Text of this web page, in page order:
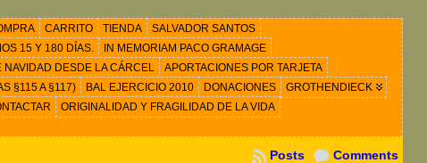
CARRITO TIENDA
SALVADOR SANTOS
15 Y 180 DÍAS.
IN MEMORIAM PACO GRAMAGE
NAVIDAD DESDE LA CÁRCEL
APORTACIONES POR TARJETA
§115 A §117) BAL EJERCICIO 2010 DONACIONES
GROTHENDIECK
ORIGINALIDAD Y FRAGILIDAD DE LA VIDA
Comments
Posts